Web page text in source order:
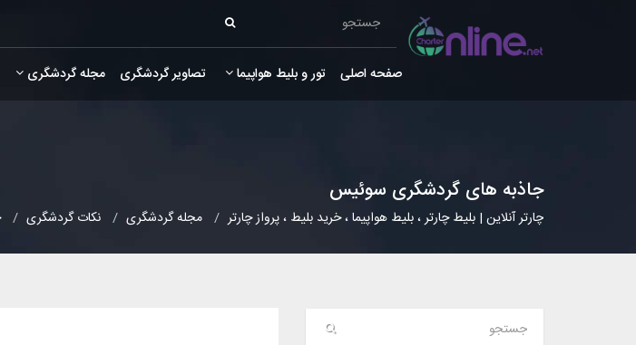
صفحه اصلی تور و بلیط هواپیما تصاویر گردشگری مجله گردشگری
جاذبه های گردشگری سوئیس
چارتر آنلاین | بلیط چارتر ، بلیط هواپیما ، خرید بلیط ، پرواز چارتر مجله گردشگری نکات گردشگری